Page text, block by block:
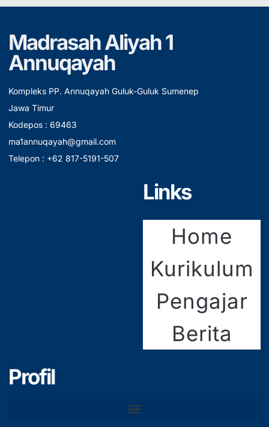
Madrasah Aliyah 1
Annuqayah
Kompleks PP. Annuqayah Guluk-Guluk Sumenep
Jawa Timur
Kodepos : 69463
ma1annuqayah@gmail.com
Telepon : +62 817-5191-507
Links
Home
Kurikulum
Pengajar
Berita
Profil